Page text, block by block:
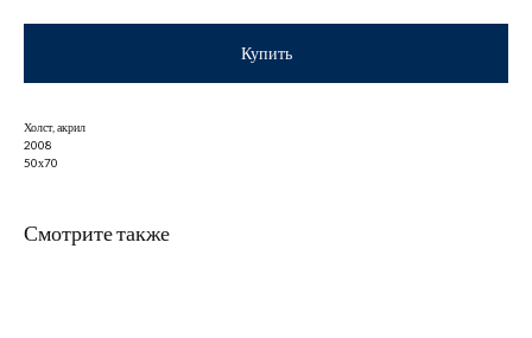
Купить
Холст, акрил
2008
50х70
Смотрите также